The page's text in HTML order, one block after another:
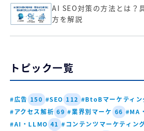
AI SEO対策の方法とは？
方を解説
トピック一覧
#広告 150 #SEO 112 #BtoBマーケティン
#アクセス解析 69 #業界別マーケ 66 #MA
#AI・LLMO 41 #コンテンツマーケティン